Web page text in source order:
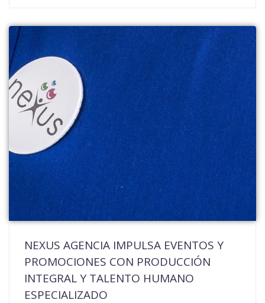
NEXUS AGENCIA IMPULSA EVENTOS Y
PROMOCIONES CON PRODUCCIÓN
INTEGRAL Y TALENTO HUMANO
ESPECIALIZADO